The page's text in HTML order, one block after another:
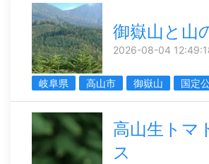
御嶽山と山
2026-08-04
岐阜県 高山市 御嶽山 国定
高山生トマ
ス